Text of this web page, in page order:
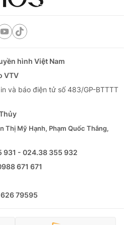
hình Việt Nam
VTV
và báo điện tử số 483/GP-BTTTT
Thị Mỹ Hạnh, Phạm Quốc Thắng,
931 - 024.38 355 932
671 671
79595